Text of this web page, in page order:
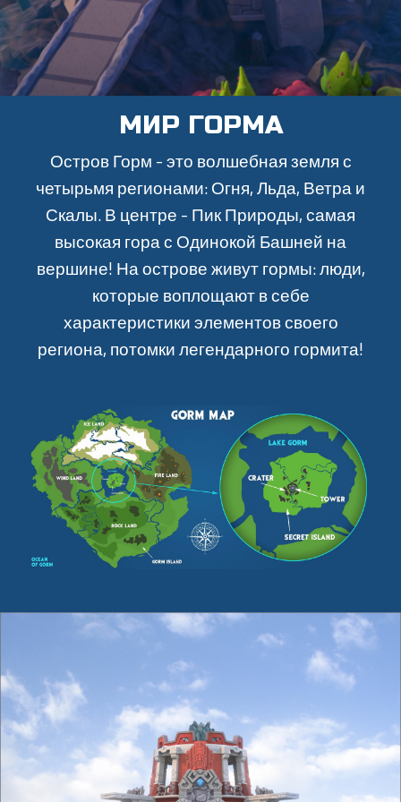
МИР ГОРМА
Остров Горм - это волшебная земля с
четырьмя регионами: Огня, Льда, Ветра и
Скалы. В центре - Пик Природы, самая
высокая гора с Одинокой Башней на
вершине! На острове живут гормы: люди,
которые воплощают в себе
характеристики элементов своего
региона, потомки легендарного гормита!